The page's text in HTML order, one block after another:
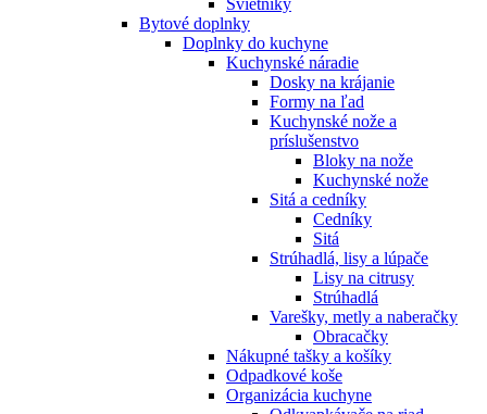
Svietniky
Bytové doplnky
Doplnky do kuchyne
Kuchynské náradie
Dosky na krájanie
Formy na ľad
Kuchynské nože a
príslušenstvo
Bloky na nože
Kuchynské nože
Sitá a cedníky
Cedníky
Sitá
Strúhadlá, lisy a lúpače
Lisy na citrusy
Strúhadlá
Varešky, metly a naberačky
Obracačky
Nákupné tašky a košíky
Odpadkové koše
Organizácia kuchyne